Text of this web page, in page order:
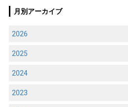
月別アーカイブ
2026
2025
2024
2023